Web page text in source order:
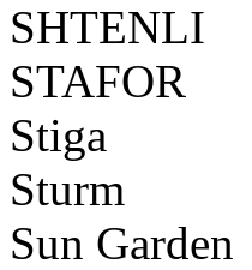
SHTENLI
STAFOR
Stiga
Sturm
Sun Garden